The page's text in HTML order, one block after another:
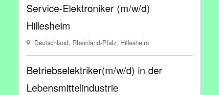
Service-Elektroniker (m/w/d)
Hillesheim
Deutschland, Rheinland-Pfalz, Hillesheim
Betriebselektriker(m/w/d) in der
Lebensmittelindustrie